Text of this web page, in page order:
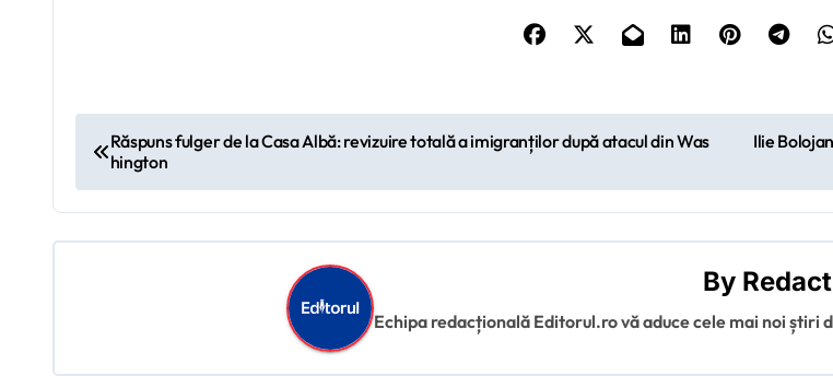
N
a
v
Răspuns fulger de la Casa Albă: revizuire totală a imigranților după atacul din Was
hington
Ilie
By
Echipa redacțională Editorul.ro vă aduce cele mai noi știri